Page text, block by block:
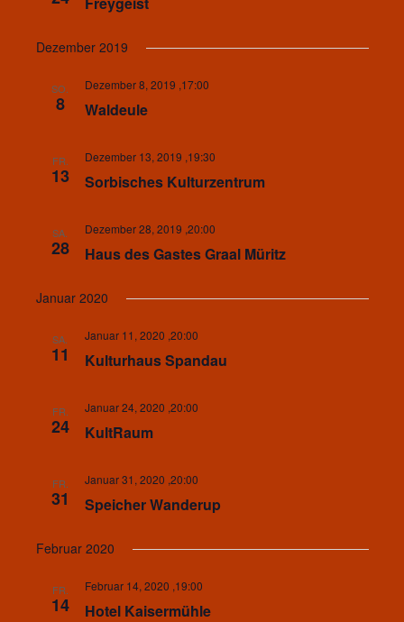
Dezember 2019
SO.
8 Waldeule
Dezember 8, 2019 ,17:00
FR.
13 Sorbisches Kulturzentrum
Dezember 13, 2019 ,19:30
SA.
28 Haus des Gastes Graal Müritz
Dezember 28, 2019 ,20:00
Januar 2020
SA.
11 Kulturhaus Spandau
Januar 11, 2020 ,20:00
FR.
24 KultRaum
Januar 24, 2020 ,20:00
FR.
31 Speicher Wanderup
Januar 31, 2020 ,20:00
Februar 2020
FR.
14 Hotel Kaisermühle
Februar 14, 2020 ,19:00